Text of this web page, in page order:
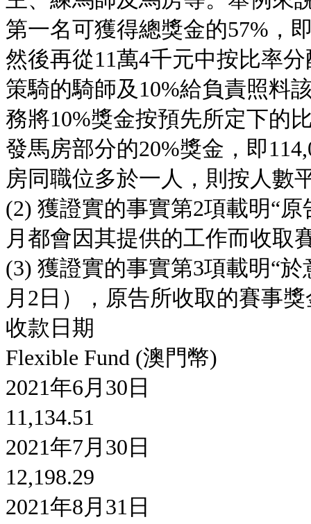
第一名可獲得總獎金的57%，
然後再從11萬4千元中按比率
策騎的騎師及10%給負責照料
務將10%獎金按預先所定下的
發馬房部分的20%獎金，即
房同職位多於一人，則按人數
(2) 獲證實的事實第2項載明“
月都會因其提供的工作而收取
(3) 獲證實的事實第3項載明“
月2日），原告所收取的賽事
收款日期
Flexible Fund (澳門幣)
2021年6月30日
11,134.51
2021年7月30日
12,198.29
2021年8月31日